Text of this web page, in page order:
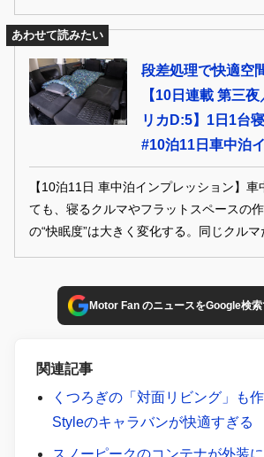
ぐにでもアウトドアレジャーに出かけて
な仕様となっていた
あわせて読みたい
段差処理で快適空
【10日連載 第三
リカD:5】1日1台
#10泊11日車中泊
【10泊11日 車中泊インプレッション】車
ても、寝るクルマやフラットスペースの
の“快眠度”は大きく変化する。同じクル
や、寝心地を良くするためのグッズを駆
って異なる寝心地を実証するために、10
を敢行。さて、意外にももっとも寝やす
Motor Fan のニュースをGoogle検
関連記事
くつろぎの「対面リビング」も
Styleのキャラバンが快適すぎる